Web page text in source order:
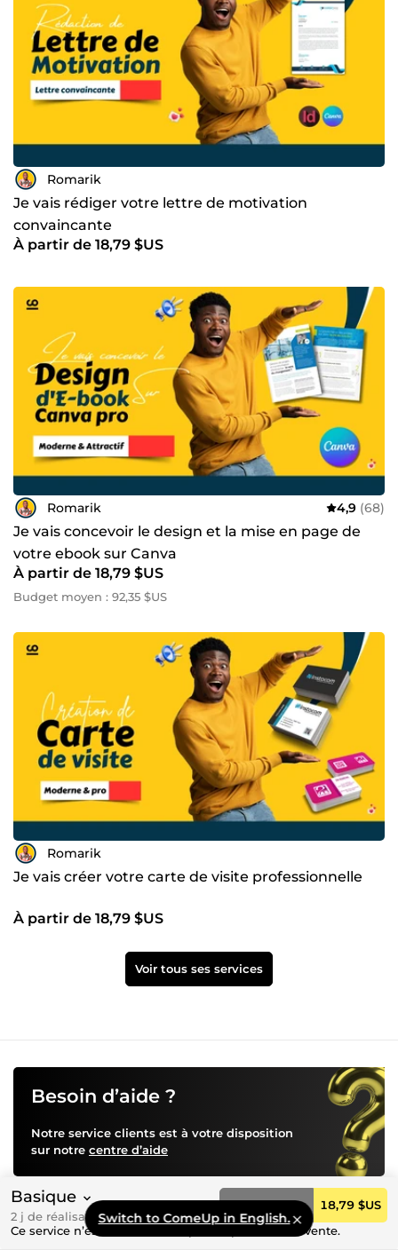
Basique
2 j de réalisation
Commander
18,79 $US
Ce service n’est actuellement pas disponible à la vente.
Romarik
Je vais rédiger votre lettre de motivation
convaincante
À partir de 18,79 $US
Romarik 4,9 (68)
Je vais concevoir le design et la mise en page de
votre ebook sur Canva
À partir de 18,79 $US
Budget moyen : 92,35 $US
Romarik
Je vais créer votre carte de visite professionnelle
À partir de 18,79 $US
Voir tous ses services
Switch to ComeUp in English.
Besoin d’aide ?
Notre service clients est à votre disposition
sur notre centre d’aide
Assurance par Hiscox
Paiements par PayPal Braintree